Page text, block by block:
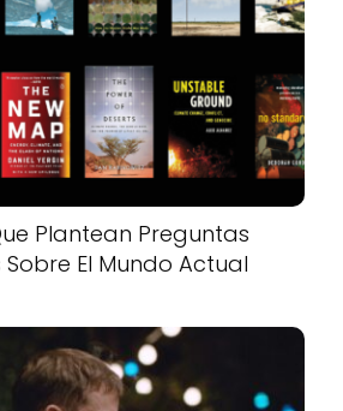
Plantean Preguntas
El Mundo Actual